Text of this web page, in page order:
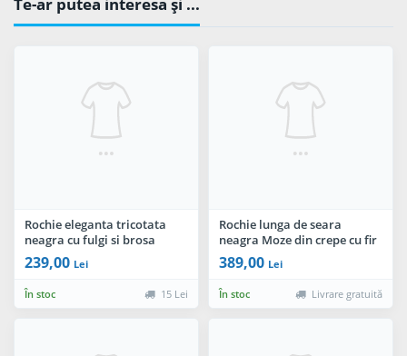
Rochie eleganta tricotata
neagra cu fulgi si brosa
argintie
239,00 Lei
În stoc 15 Lei
Rochie lunga de seara
neagra Moze din crepe cu fir
irizant
389,00 Lei
În stoc Livrare gratuită